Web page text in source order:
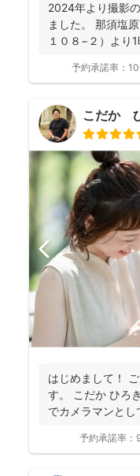
2024年より撮影
ました。 那須塩
１０８−２）より
予約承諾率：
こだか
はじめまして！
す。 こだか ひろ
でカメラマンとし
予約承諾率：